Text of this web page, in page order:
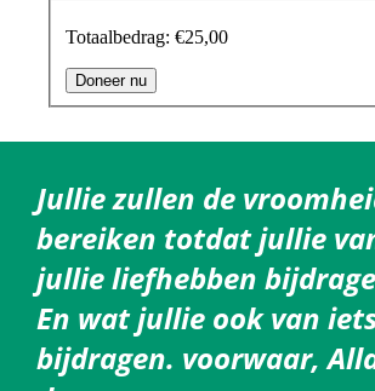
Jullie zullen de
bereiken totdat jullie
jullie liefhebben
En wat jullie ook van
bijdragen. voorwaar,